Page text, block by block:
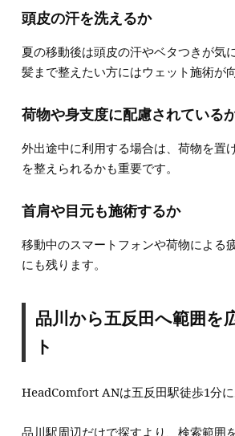
頭皮の汗を洗えるか
夏の移動後は頭皮の汗やベタつきが気
髪まで整えたい方にはウェット施術が
荷物や身支度に配慮されている
外出途中に利用する場合は、荷物を置
を整えられるかも重要です。
首肩や目元も施術するか
移動中のスマートフォンや荷物による
にも残ります。
品川から五反田へ範囲を
ト
HeadComfort ANは五反田駅徒歩1分に
品川駅周辺だけで探すより、検索範囲